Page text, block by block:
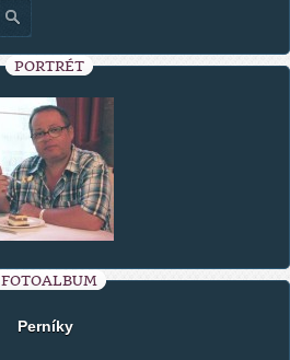
PORTRÉT
FOTOALBUM
Perníky